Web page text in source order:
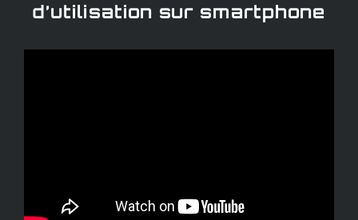
d’utilisation sur smartphone